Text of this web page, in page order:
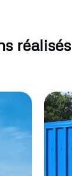
réalisés